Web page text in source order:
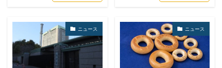
セキュリティ製品 セキュリティ診断
セブン銀行
ゼロトラスト
センチネルワン
ソース
ソースコード
ソフォス ソフト
ソフトウェア
ソフトスキル
ダークウェブ
ニュース ニュース